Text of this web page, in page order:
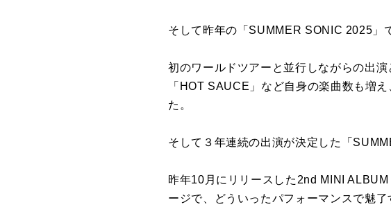
そして昨年の「SUMMER SONIC 2025」
初のワールドツアーと並行しながらの出
「HOT SAUCE」など自身の楽曲数も増
た。
そして３年連続の出演が決定した「
昨年10月にリリースした2nd MINI
ージで、どういったパフォーマンスで魅了